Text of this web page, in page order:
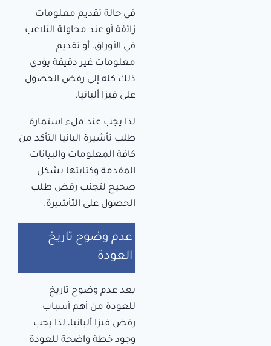
في حالة تقديم معلومات
زائفة أو عند محاولة التلاعب
في الأوراق، أو تقديم
معلومات غير دقيقة يؤدي
ذلك كله إلى رفض الحصول
على فيزا ألبانيا.
لذا يجب عند ملء استمارة
طلب تأشيرة البانيا التأكد من
كافة المعلومات والبيانات
المقدمة وكتابتها بشكل
صحيح لتجنب رفض طلب
الحصول على التأشيرة.
عدم وضوح تاريخ
العودة
يعد عدم وضوح تاريخ
للعودة من أهم أسباب
رفض فيزا ألبانيا، لذا يجب
وجود خطة واضحة للعودة